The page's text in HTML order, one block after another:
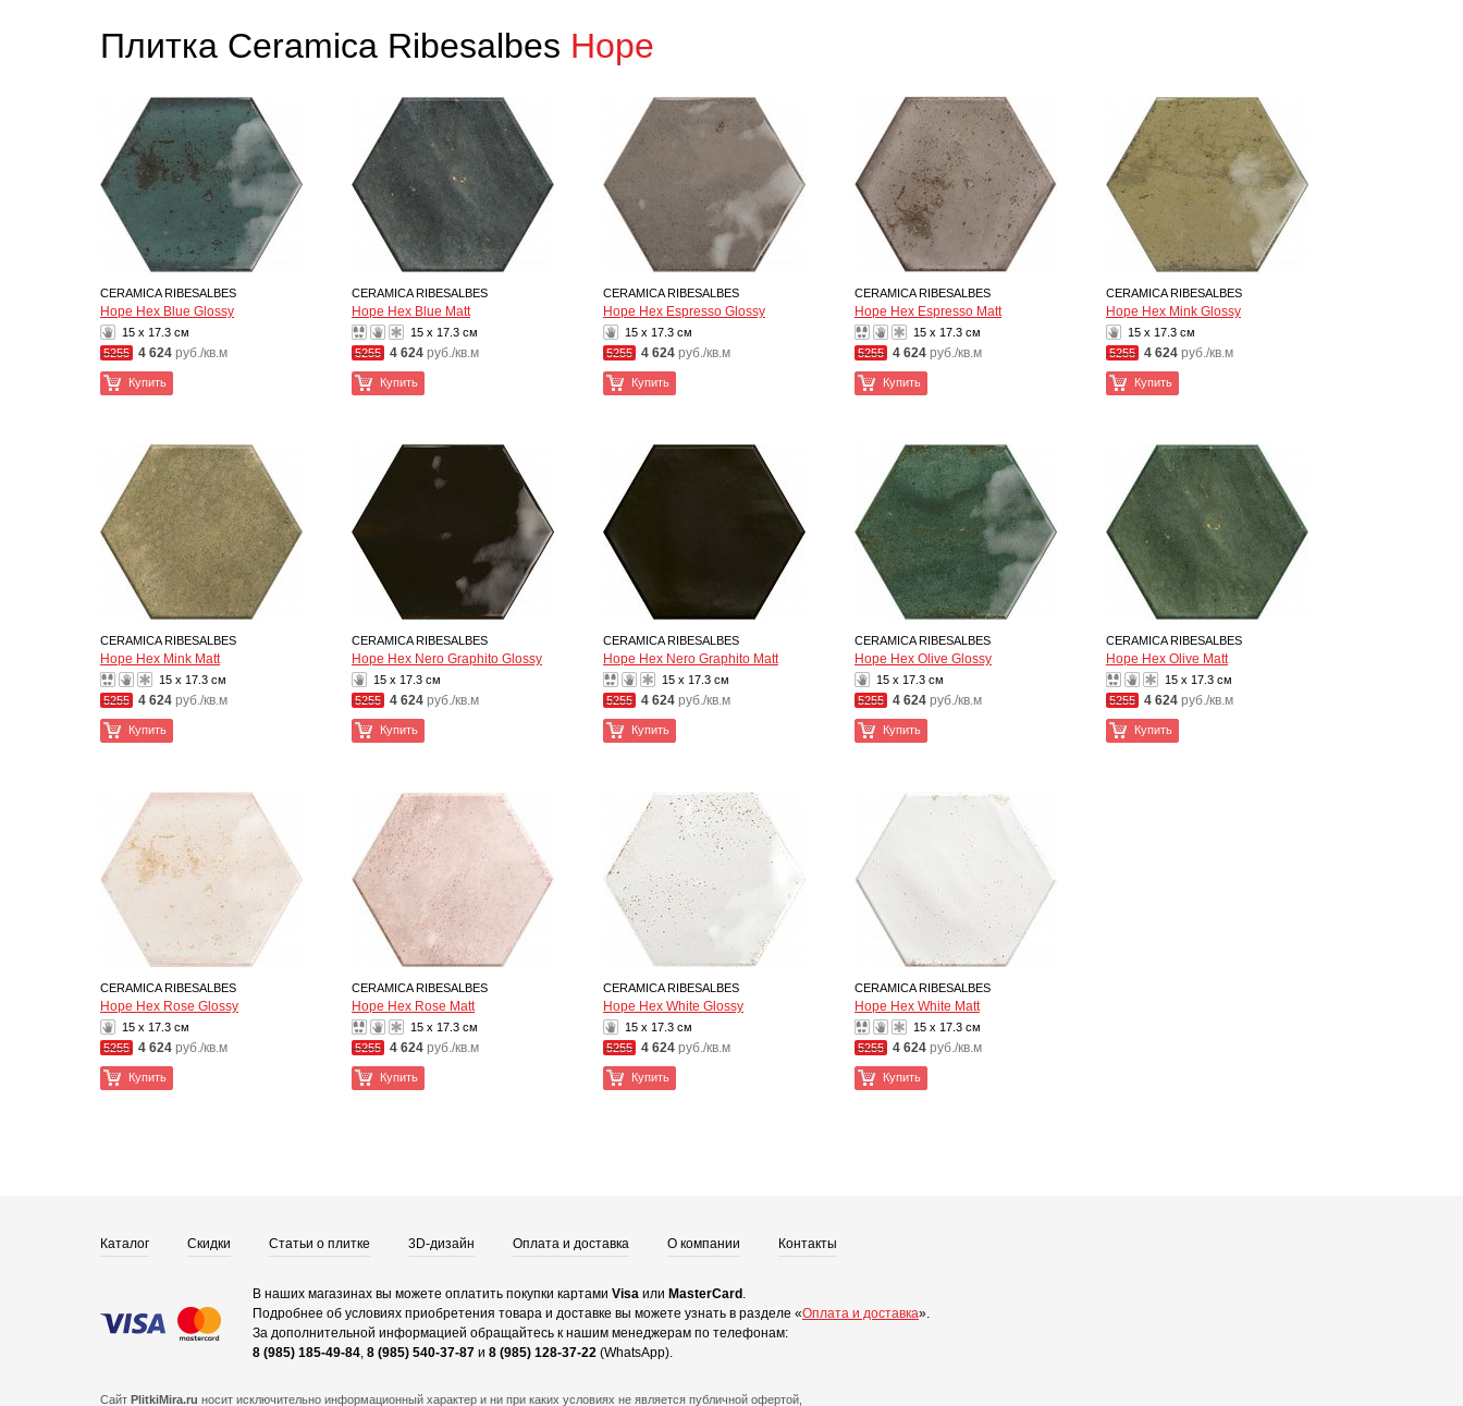
Плитка Ceramica Ribesalbes Hope
CERAMICA RIBESALBES
Hope Hex Blue Glossy
15 x 17.3 см
5255 4 624 руб./кв.м
Купить
CERAMICA RIBESALBES
Hope Hex Blue Matt
15 x 17.3 см
5255 4 624 руб./кв.м
Купить
CERAMICA RIBESALBES
Hope Hex Espresso Glossy
15 x 17.3 см
5255 4 624 руб./кв.м
Купить
CERAMICA RIBESALBES
Hope Hex Espresso Matt
15 x 17.3 см
5255 4 624 руб./кв.м
Купить
CERAMICA RIBESALBES
Hope Hex Mink Glossy
15 x 17.3 см
5255 4 624 руб./кв.м
Купить
CERAMICA RIBESALBES
Hope Hex Mink Matt
15 x 17.3 см
5255 4 624 руб./кв.м
Купить
CERAMICA RIBESALBES
Hope Hex Nero Graphito Glossy
15 x 17.3 см
5255 4 624 руб./кв.м
Купить
CERAMICA RIBESALBES
Hope Hex Nero Graphito Matt
15 x 17.3 см
5255 4 624 руб./кв.м
Купить
CERAMICA RIBESALBES
Hope Hex Olive Glossy
15 x 17.3 см
5255 4 624 руб./кв.м
Купить
CERAMICA RIBESALBES
Hope Hex Olive Matt
15 x 17.3 см
5255 4 624 руб./кв.м
Купить
CERAMICA RIBESALBES
Hope Hex Rose Glossy
15 x 17.3 см
5255 4 624 руб./кв.м
Купить
CERAMICA RIBESALBES
Hope Hex Rose Matt
15 x 17.3 см
5255 4 624 руб./кв.м
Купить
CERAMICA RIBESALBES
Hope Hex White Glossy
15 x 17.3 см
5255 4 624 руб./кв.м
Купить
CERAMICA RIBESALBES
Hope Hex White Matt
15 x 17.3 см
5255 4 624 руб./кв.м
Купить
Каталог Скидки Статьи о плитке 3D-дизайн Оплата и доставка О компании Контакты
В наших магазинах вы можете оплатить покупки картами Visa или MasterCard .
Подробнее об условиях приобретения товара и доставке вы можете узнать в разделе «Оплата и доставка».
За дополнительной информацией обращайтесь к нашим менеджерам по телефонам:
8 (985) 185-49-84, 8 (985) 540-37-87 и 8 (985) 128-37-22 (WhatsApp).
Сайт PlitkiMira.ru носит исключительно информационный характер и ни при каких условиях не является публичной офертой,